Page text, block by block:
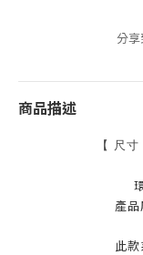
分享
商品描述
【 尺寸
產
此